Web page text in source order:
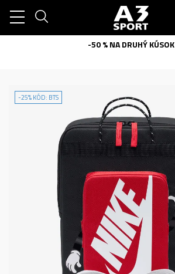
-50 % NA DRUHÝ KÚSOK
-25% KÓD: BTS